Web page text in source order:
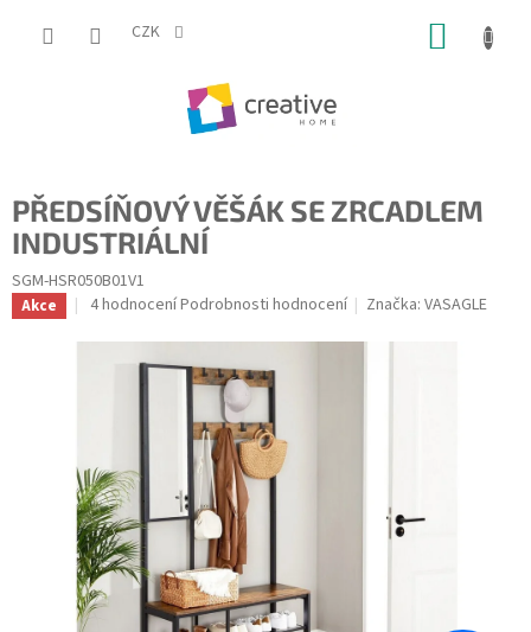
CZK
PŘEDSÍŇOVÝ VĚŠÁK SE ZRCADLEM
INDUSTRIÁLNÍ
SGM-HSR050B01V1
Akce
Průměrné
produktu
hvězdiček.
4 hodnoceníPodrobnosti hodnocení Značka:VASAGLE